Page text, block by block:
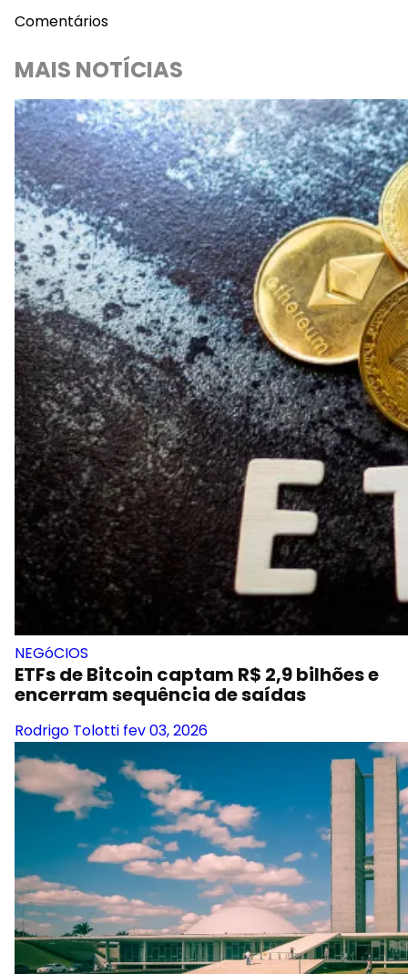
Comentários
MAIS NOTÍCIAS
NEGóCIOS
ETFs de Bitcoin captam R$ 2,9 bilhões e
encerram sequência de saídas
Rodrigo Tolotti fev 03, 2026